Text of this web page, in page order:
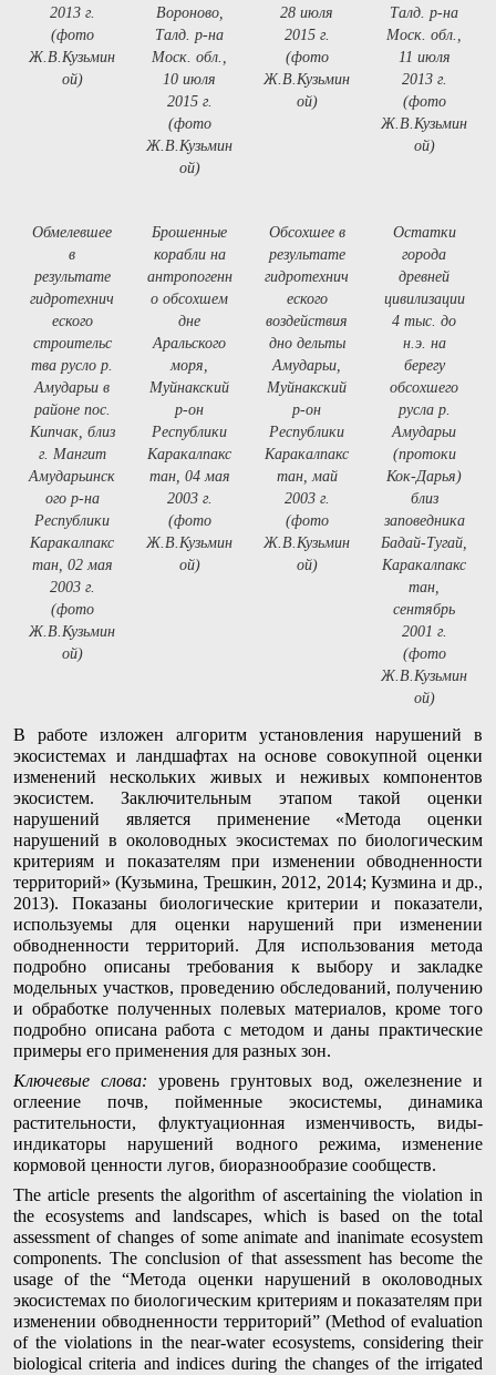
2013 г.
(фото
Ж.В.Кузьмин
ой)
Вороново,
Талд. р-на
Моск. обл.,
10 июля
2015 г.
(фото
Ж.В.Кузьмин
ой)
28 июля
2015 г.
(фото
Ж.В.Кузьмин
ой)
Талд. р-на
Моск. обл.,
11 июля
2013 г.
(фото
Ж.В.Кузьмин
ой)
Обмелевшее
в
результате
гидротехнич
еского
строительс
тва русло р.
Амударьи в
районе пос.
Кипчак, близ
г. Мангит
Амударьинск
ого р-на
Республики
Каракалпакс
тан, 02 мая
2003 г.
(фото
Ж.В.Кузьмин
ой)
Брошенные
корабли на
антропогенн
о обсохшем
дне
Аральского
моря,
Муйнакский
р-он
Республики
Каракалпакс
тан, 04 мая
2003 г.
(фото
Ж.В.Кузьмин
ой)
Обсохшее в
результате
гидротехнич
еского
воздействия
дно дельты
Амударьи,
Муйнакский
р-он
Республики
Каракалпакс
тан, май
2003 г.
(фото
Ж.В.Кузьмин
ой)
Остатки
города
древней
цивилизации
4 тыс. до
н.э. на
берегу
обсохшего
русла р.
Амударьи
(протоки
Кок-Дарья)
близ
заповедника
Бадай-Тугай,
Каракалпакс
тан,
сентябрь
2001 г.
(фото
Ж.В.Кузьмин
ой)
В работе изложен алгоритм установления нарушений в
экосистемах и ландшафтах на основе совокупной оценки
изменений нескольких живых и неживых компонентов
экосистем. Заключительным этапом такой оценки
нарушений является применение «Метода оценки
нарушений в околоводных экосистемах по биологическим
критериям и показателям при изменении обводненности
территорий» (Кузьмина, Трешкин, 2012, 2014; Кузмина и др.,
2013). Показаны биологические критерии и показатели,
используемы для оценки нарушений при изменении
обводненности территорий. Для использования метода
подробно описаны требования к выбору и закладке
модельных участков, проведению обследований, получению
и обработке полученных полевых материалов, кроме того
подробно описана работа с методом и даны практические
примеры его применения для разных зон.
Ключевые слова: уровень грунтовых вод, ожелезнение и
оглеение почв, пойменные экосистемы, динамика
растительности, флуктуационная изменчивость, виды-
индикаторы нарушений водного режима, изменение
кормовой ценности лугов, биоразнообразие сообществ.
The article presents the algorithm of ascertaining the violation in
the ecosystems and landscapes, which is based on the total
assessment of changes of some animate and inanimate ecosystem
components. The conclusion of that assessment has become the
usage of the “Метода оценки нарушений в околоводных
экосистемах по биологическим критериям и показателям при
изменении обводненности территорий” (Method of evaluation
of the violations in the near-water ecosystems, considering their
biological criteria and indices during the changes of the irrigated